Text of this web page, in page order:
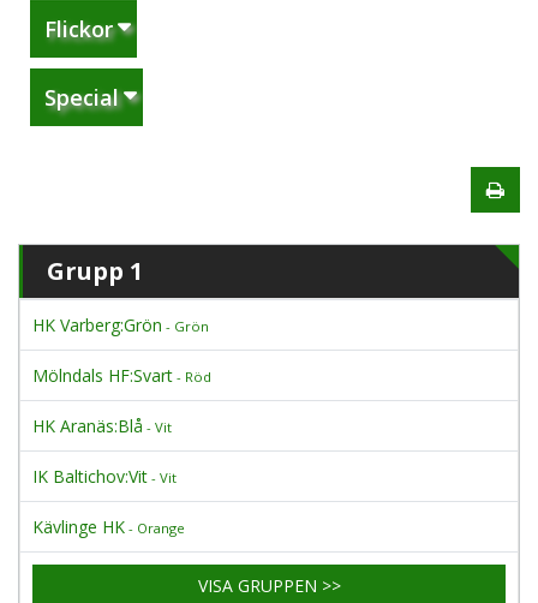
Flickor
Special
Grupp 1
HK Varberg:Grön - Grön
Mölndals HF:Svart - Röd
HK Aranäs:Blå - Vit
IK Baltichov:Vit - Vit
Kävlinge HK - Orange
VISA GRUPPEN >>